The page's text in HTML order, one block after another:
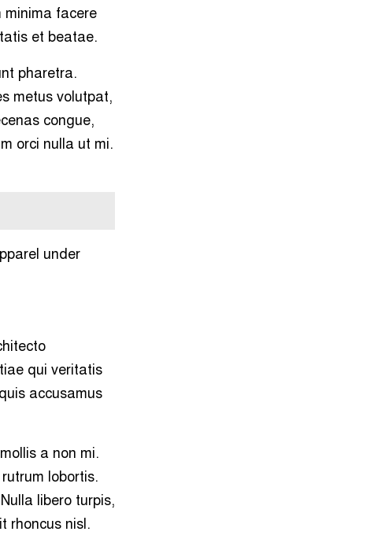
minima facere
et beatae.
pharetra.
metus volutpat,
congue,
orci nulla ut mi.
under
qui veritatis
accusamus
a non mi.
lobortis.
libero turpis,
rhoncus nisl.